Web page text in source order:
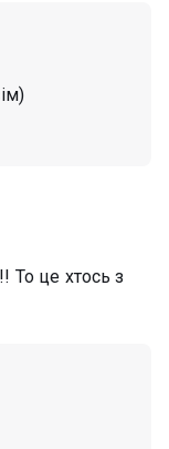
То це хтось з